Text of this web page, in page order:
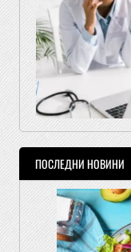
ПОСЛЕДНИ НОВИНИ